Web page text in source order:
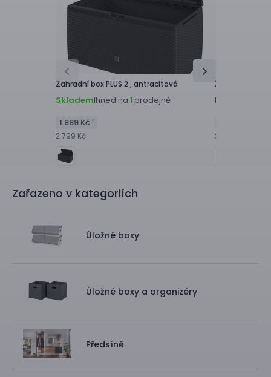
Zahradní boxPLUS 2 , antracitová
SklademIhned na 1 prodejně
1 999 Kč *
2 799 Kč
Zahradní box
K dispozici
2 799 Kč
Zařazeno v kategoriích
Úložné boxy
Úložné boxy a organizéry
Předsíně